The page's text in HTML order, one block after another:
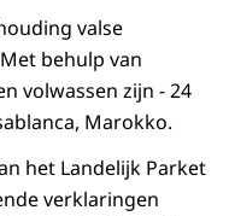
valse
behulp van
volwassen zijn - 24
Marokko.
het Landelijk Parket
verklaringen